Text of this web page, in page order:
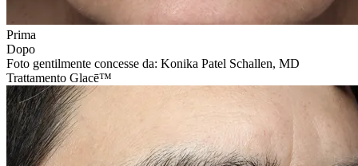
Prima
Dopo
Foto gentilmente concesse da: Konika Patel Schallen, MD
Trattamento Glacē™